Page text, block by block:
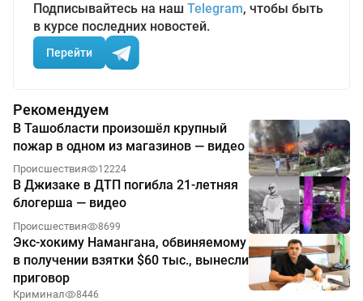
Подписывайтесь на наш Telegram, чтобы быть
в курсе последних новостей.
Перейти
Рекомендуем
В Ташобласти произошёл крупный
пожар в одном из магазинов — видео
Происшествия 12224
В Джизаке в ДТП погибла 21-летняя
блогерша — видео
Происшествия 8699
Экс-хокиму Намангана, обвиняемому
в получении взятки $60 тыс., вынесли
приговор
Криминал 8446